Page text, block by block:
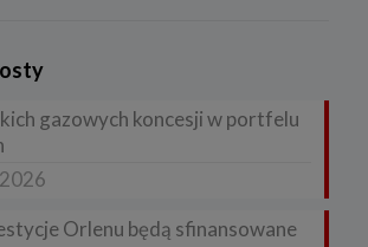
gazowych koncesji w portfelu
Orlenu będą sfinansowane